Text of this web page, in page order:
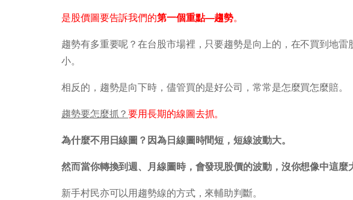
是股價圖要告訴我們的第一個重點—趨勢。
趨勢有多重要呢？在台股市場裡，只要趨勢是向上的，在不買到地
小。
相反的，趨勢是向下時，儘管買的是好公司，常常是怎麼買怎麼賠。
趨勢要怎麼抓？要用長期的線圖去抓。
為什麼不用日線圖？因為日線圖時間短，短線波動大。
然而當你轉換到週、月線圖時，會發現股價的波動，沒你想像中這麼
新手村民亦可以用趨勢線的方式，來輔助判斷。